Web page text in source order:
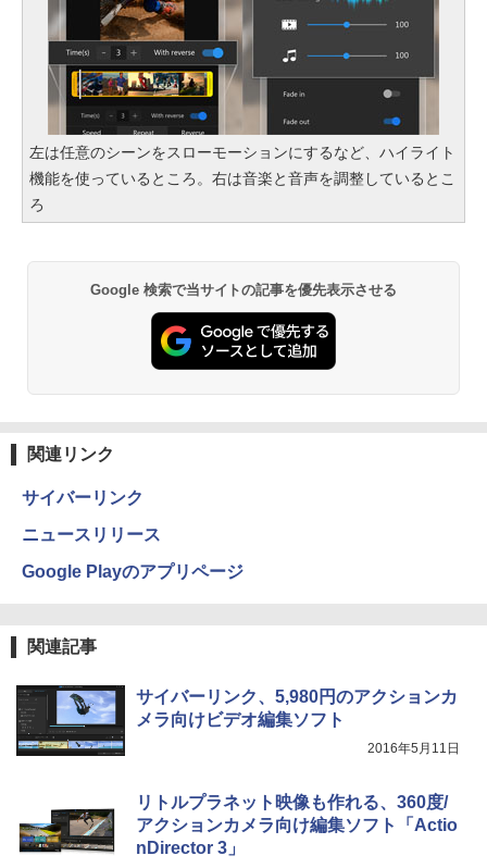
左は任意のシーンをスローモーションにするなど、ハイライト
機能を使っているところ。右は音楽と音声を調整しているとこ
ろ
Google 検索で当サイトの記事を優先表示させる
関連リンク
サイバーリンク
ニュースリリース
Google Playのアプリページ
関連記事
サイバーリンク、5,980円のアクションカ
メラ向けビデオ編集ソフト
2016年5月11日
リトルプラネット映像も作れる、360度/
アクションカメラ向け編集ソフト「Actio
nDirector 3」